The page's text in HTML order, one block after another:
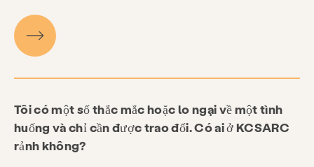
Tôi có một số thắc mắc hoặc lo ngại về một tình
huống và chỉ cần được trao đổi. Có ai ở KCSARC
rảnh không?